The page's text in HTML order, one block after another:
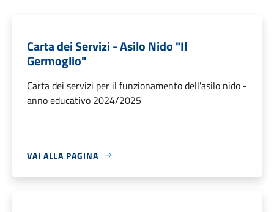
Carta dei Servizi - Asilo Nido "Il
Germoglio"
Carta dei servizi per il funzionamento dell'asilo nido -
anno educativo 2024/2025
VAI ALLA PAGINA